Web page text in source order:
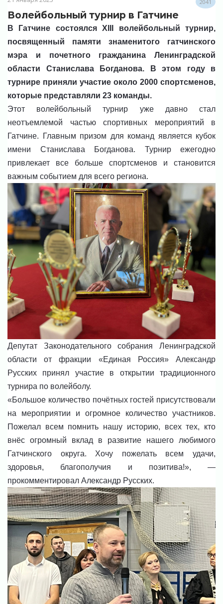
2041
Волейбольный турнир в Гатчине
В Гатчине состоялся XIII волейбольный турнир,
посвященный памяти знаменитого гатчинского
мэра и почетного гражданина Ленинградской
области Станислава Богданова. В этом году в
турнире приняли участие около 2000 спортсменов,
которые представляли 23 команды.
Этот волейбольный турнир уже давно стал
неотъемлемой частью спортивных мероприятий в
Гатчине. Главным призом для команд является кубок
имени Станислава Богданова. Турнир ежегодно
привлекает все больше спортсменов и становится
важным событием для всего региона.
Депутат Законодательного собрания Ленинградской
области от фракции «Единая Россия» Александр
Русских принял участие в открытии традиционного
турнира по волейболу.
«Большое количество почётных гостей присутствовали
на мероприятии и огромное количество участников.
Пожелал всем помнить нашу историю, всех тех, кто
внёс огромный вклад в развитие нашего любимого
Гатчинского округа. Хочу пожелать всем удачи,
здоровья, благополучия и позитива!», —
прокомментировал Александр Русских.